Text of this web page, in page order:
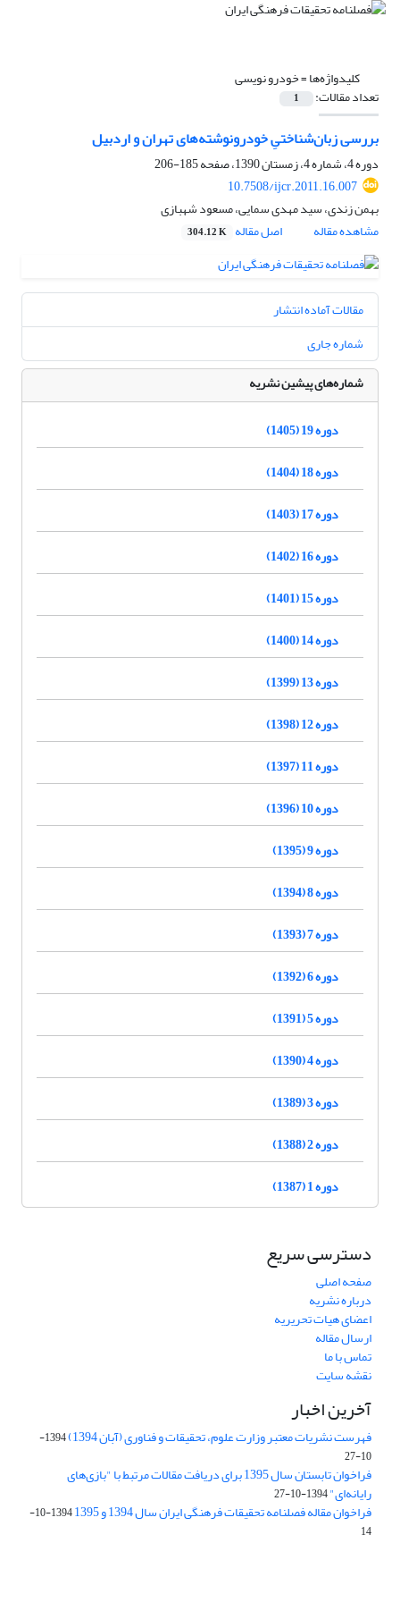
کلیدواژه‌ها =خودرو نویسی
تعداد مقالات: 1
بررسی زبان‌شناختیِ خودرونوشته‌های تهران و اردبیل
دوره 4، شماره 4، زمستان 1390، صفحه
185-206
10.7508/ijcr.2011.16.007
بهمن زندی، سید‌ مهدی سمایی، مسعود شهبازی
مشاهده مقاله
اصل مقاله 304.12 K
مقالات آماده انتشار
شماره جاری
شماره‌های پیشین نشریه
دوره 19 (1405)
دوره 18 (1404)
دوره 17 (1403)
دوره 16 (1402)
دوره 15 (1401)
دوره 14 (1400)
دوره 13 (1399)
دوره 12 (1398)
دوره 11 (1397)
دوره 10 (1396)
دوره 9 (1395)
دوره 8 (1394)
دوره 7 (1393)
دوره 6 (1392)
دوره 5 (1391)
دوره 4 (1390)
دوره 3 (1389)
دوره 2 (1388)
دوره 1 (1387)
دسترسی سریع
صفحه اصلی
درباره نشریه
اعضای هیات تحریریه
ارسال مقاله
تماس با ما
نقشه سایت
آخرین اخبار
فهرست نشریات معتبر وزارت علوم، تحقیقات و فناوری (آبان 1394)
1394-
10-27
فراخوان تابستان سال 1395 برای دریافت مقالات مرتبط با "بازی‌های
رایانه‌ای"1394-10-27
فراخوان مقاله فصلنامه تحقیقات فرهنگی ایران سال 1394 و 1395
1394-10-
14